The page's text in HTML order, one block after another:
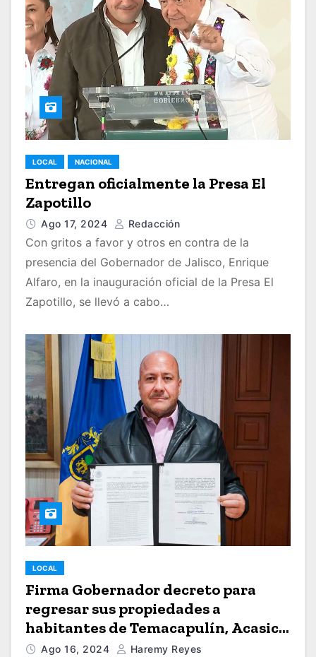
LOCAL NACIONAL
Entregan oficialmente la Presa El
Zapotillo
Ago 17, 2024 Redacción
Con gritos a favor y otros en contra de la
presencia del Gobernador de Jalisco, Enrique
Alfaro, en la inauguración oficial de la Presa El
Zapotillo, se llevó a cabo…
LOCAL
Firma Gobernador decreto para
regresar sus propiedades a
habitantes de Temacapulín, Acasico
y Palmarejo
Ago 16, 2024 Haremy Reyes